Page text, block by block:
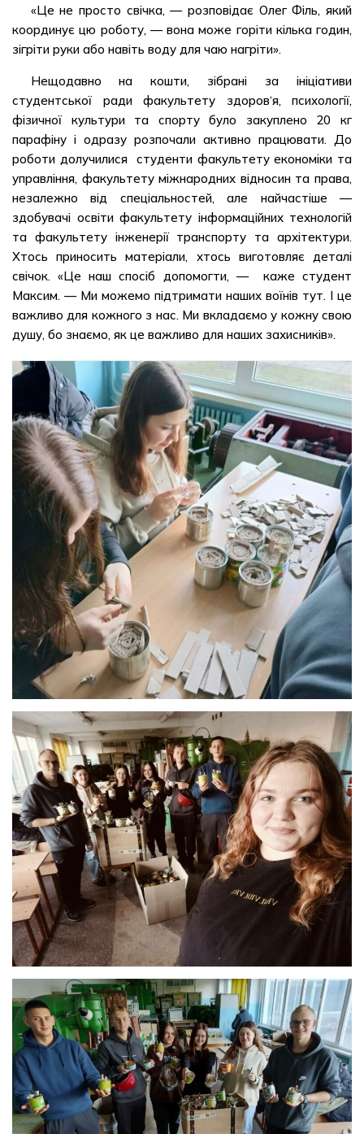
«Це не просто свічка, — розповідає Олег Філь, який
координує цю роботу, — вона може горіти кілька годин,
зігріти руки або навіть воду для чаю нагріти».
Нещодавно на кошти, зібрані за ініціативи
студентської ради факультету здоров‘я, психології,
фізичної культури та спорту було закуплено 20 кг
парафіну і одразу розпочали активно працювати. До
роботи долучилися студенти факультету економіки та
управління, факультету міжнародних відносин та права,
незалежно від спеціальностей, але найчастіше —
здобувачі освіти факультету інформаційних технологій
та факультету інженерії транспорту та архітектури.
Хтось приносить матеріали, хтось виготовляє деталі
свічок. «Це наш спосіб допомогти, — каже студент
Максим. — Ми можемо підтримати наших воїнів тут. І це
важливо для кожного з нас. Ми вкладаємо у кожну свою
душу, бо знаємо, як це важливо для наших захисників».